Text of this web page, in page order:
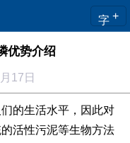
字 +
优势介绍
月17日
的生活水平，因此对
活性污泥等生物方法